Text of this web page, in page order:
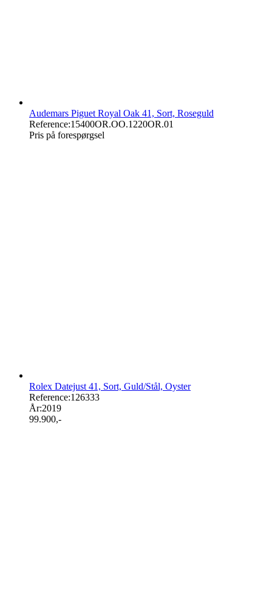
Audemars Piguet Royal Oak 41, Sort, Roseguld
Reference:15400OR.OO.1220OR.01
Pris på forespørgsel
Rolex Datejust 41, Sort, Guld/Stål, Oyster
Reference:126333
År:2019
99.900,-